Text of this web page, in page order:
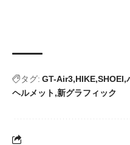
タグ: GT-Air3 HIKE SHOEI
ヘルメット 新グラフィック